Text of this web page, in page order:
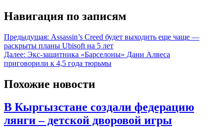
Навигация по записям
Предыдущая: Assassin’s Creed будет выходить еще чаще —
раскрыты планы Ubisoft на 5 лет
Далее: Экс-защитника «Барселоны» Дани Алвеса
приговорили к 4,5 года тюрьмы
Похожие новости
В Кыргызстане создали федерацию
лянги – детской дворовой игры